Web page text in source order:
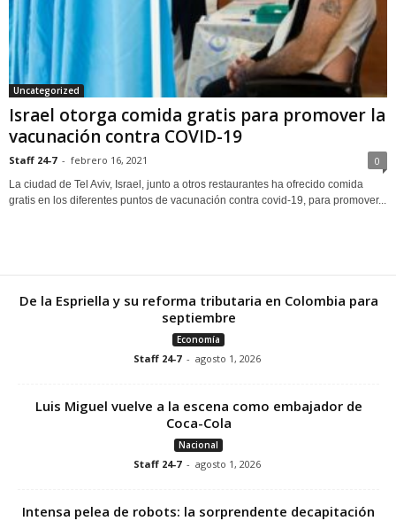
Uncategorized
Israel otorga comida gratis para promover la
vacunación contra COVID-19
Staff 24-7 - febrero 16, 2021 0
La ciudad de Tel Aviv, Israel, junto a otros restaurantes ha ofrecido comida
gratis en los diferentes puntos de vacunación contra covid-19, para promover...
De la Espriella y su reforma tributaria en Colombia para
septiembre
Economía
Staff 24-7 - agosto 1, 2026
Luis Miguel vuelve a la escena como embajador de
Coca-Cola
Nacional
Staff 24-7 - agosto 1, 2026
Intensa pelea de robots: la sorprendente decapitación